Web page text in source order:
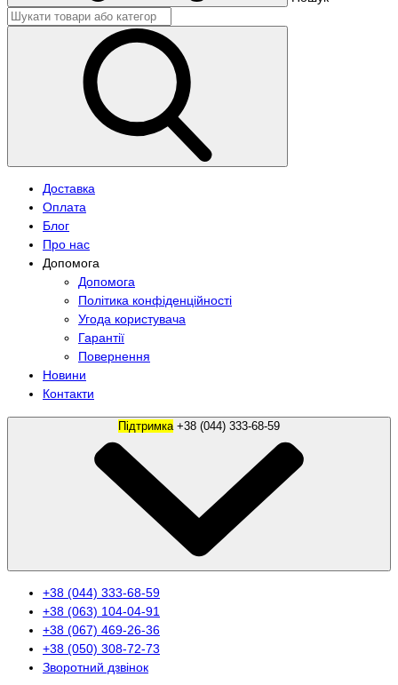
Доставка
Оплата
Блог
Про нас
Допомога
Допомога
Політика конфіденційності
Угода користувача
Гарантії
Повернення
Новини
Контакти
Підтримка
+38 (044) 333-68-59
+38 (063) 104-04-91
+38 (067) 469-26-36
+38 (050) 308-72-73
Зворотний дзвінок